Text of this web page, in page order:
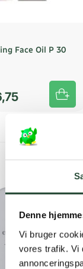
Denne
Vi bruger
vores trafik. Vi
Face Oil P 30